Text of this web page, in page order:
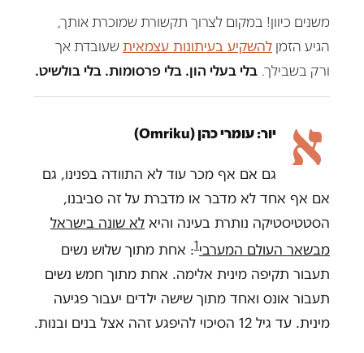
משנים כיוון! במקום לצרוך תקשורת שמוכרת אותך,
הגיע הזמן להשקיע בעיתונות עצמאיתשעובדת אך
ורק בשבילך. בלי בעלי הון. בלי פרסומות. בלי בולשיט.
א יור: עומרי כהן (Omriku)
גם אם אף מכר עוד לא התוודה בפנינו, גם
אם אף אחד לא מדבר או מדברת על זה סביבנו,
הסטטיסטיקה נותרת בעינה והיא לא שונה בישראל
מבשאר העולם המערבי1: אחת מתוך שלוש נשים
תעבור תקיפה מינית אלימה. אחת מתוך חמש נשים
תעבור אונס ואחד מתוך שישה ילדים יעבור פגיעה
מינית. עד גיל 12 הסיכוי להיפגע זהה אצל בנים ובנות.